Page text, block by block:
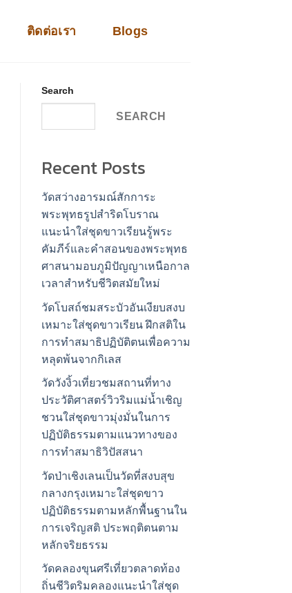
ติดต่อเรา Blogs
Search
SEARCH
Recent Posts
วัดสว่างอารมณ์สักการะ
พระพุทธรูปสำริดโบราณ
แนะนำใส่ชุดขาวเรียนรู้พระ
คัมภีร์และคำสอนของพระพุทธ
ศาสนามอบภูมิปัญญาเหนือกาล
เวลาสำหรับชีวิตสมัยใหม่
วัดโบสถ์ชมสระบัวอันเงียบสงบ
เหมาะใส่ชุดขาวเรียน ฝึกสติใน
การทำสมาธิปฏิบัติตนเพื่อความ
หลุดพ้นจากกิเลส
วัดวังงิ้วเที่ยวชมสถานที่ทาง
ประวัติศาสตร์วิวริมแม่น้ำเชิญ
ชวนใส่ชุดขาวมุ่งมั่นในการ
ปฏิบัติธรรมตามแนวทางของ
การทำสมาธิวิปัสสนา
วัดป่าเชิงเลนเป็นวัดที่สงบสุข
กลางกรุงเหมาะใส่ชุดขาว
ปฏิบัติธรรมตามหลักพื้นฐานใน
การเจริญสติ ประพฤติตนตาม
หลักจริยธรรม
วัดคลองขุนศรีเที่ยวตลาดท้อง
ถิ่นชีวิตริมคลองแนะนำใส่ชุด